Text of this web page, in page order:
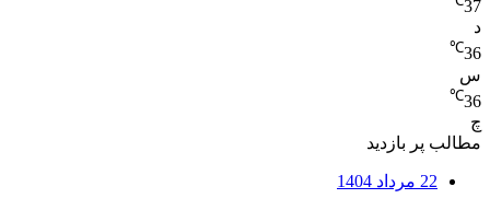
37
د
36
℃
س
36
℃
چ
مطالب پر بازدید
22 مرداد 1404